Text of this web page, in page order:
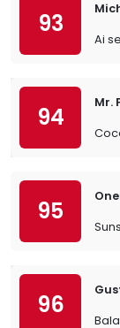
93
Ai
94
Mr.
95
96